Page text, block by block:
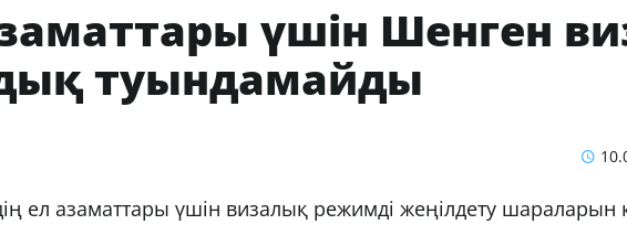
үшін Шенген
туындамайды
ел азаматтары үшін визалық режимді жеңілдету шараларын